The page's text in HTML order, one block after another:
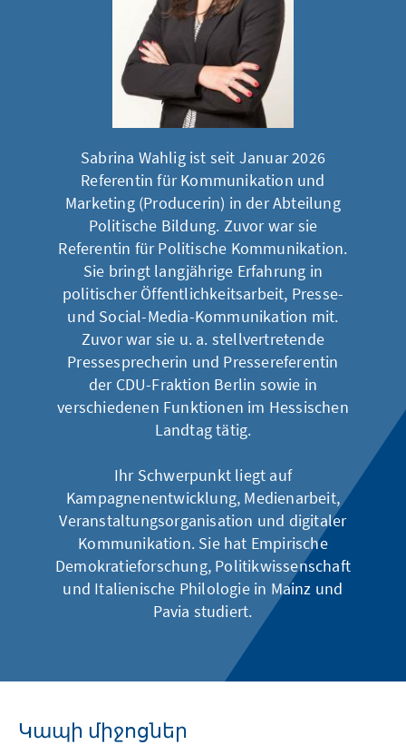
Sabrina Wahlig ist seit Januar 2026
Referentin für Kommunikation und
Marketing (Producerin) in der Abteilung
Politische Bildung. Zuvor war sie
Referentin für Politische Kommunikation.
Sie bringt langjährige Erfahrung in
politischer Öffentlichkeitsarbeit, Presse-
und Social-Media-Kommunikation mit.
Zuvor war sie u. a. stellvertretende
Pressesprecherin und Pressereferentin
der CDU-Fraktion Berlin sowie in
verschiedenen Funktionen im Hessischen
Landtag tätig.
Ihr Schwerpunkt liegt auf
Kampagnenentwicklung, Medienarbeit,
Veranstaltungsorganisation und digitaler
Kommunikation. Sie hat Empirische
Demokratieforschung, Politikwissenschaft
und Italienische Philologie in Mainz und
Pavia studiert.
Կապի միջոցներ